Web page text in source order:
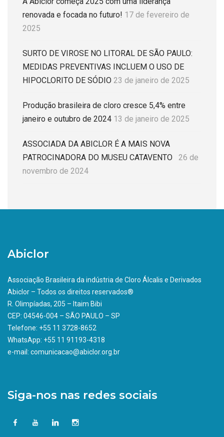
renovada e focada no futuro! 17 de fevereiro de
2025
SURTO DE VIROSE NO LITORAL DE SÃO PAULO:
MEDIDAS PREVENTIVAS INCLUEM O USO DE
HIPOCLORITO DE SÓDIO 23 de janeiro de 2025
Produção brasileira de cloro cresce 5,4% entre
janeiro e outubro de 2024 13 de janeiro de 2025
ASSOCIADA DA ABICLOR É A MAIS NOVA
PATROCINADORA DO MUSEU CATAVENTO
26 de
novembro de 2024
Abiclor
Associação Brasileira da indústria de Cloro Álcalis e Derivados
Abiclor – Todos os direitos reservados®
R. Olimpíadas, 205 – Itaim Bibi
CEP: 04546-004 – SÃO PAULO – SP
Telefone: +55 11 3728-8652
WhatsApp: +55 11 91193-4318
e-mail: comunicacao@abiclor.org.br
Siga-nos nas redes sociais